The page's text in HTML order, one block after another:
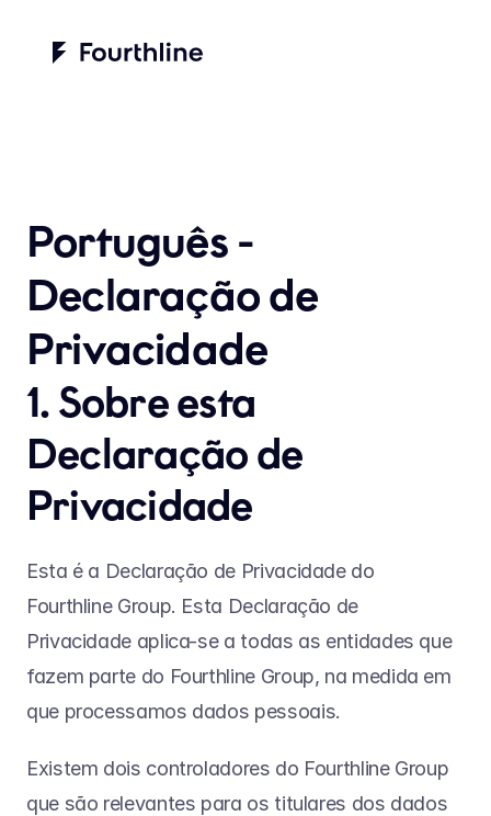
Português -
Declaração de
Privacidade
1. Sobre esta
Declaração de
Privacidade
Esta é a Declaração de Privacidade do
Fourthline Group. Esta Declaração de
Privacidade aplica-se a todas as entidades que
fazem parte do Fourthline Group, na medida em
que processamos dados pessoais.
Existem dois controladores do Fourthline Group
que são relevantes para os titulares dos dados